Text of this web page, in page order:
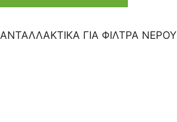
ΑΝΤΑΛΛΑΚΤΙΚΑ ΓΙΑ ΦΙΛΤΡΑ ΝΕΡΟΥ